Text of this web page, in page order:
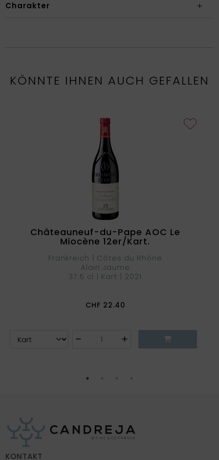
Charakter
KÖNNTE IHNEN AUCH GEFALLEN
Châteauneuf-du-Pape AOC Le
Miocène 12er/Kart.
Frankreich | Côtes du Rhône
Alain Jaume
37.5 cl | Kart | 2021
CHF 22.40
KONTAKT